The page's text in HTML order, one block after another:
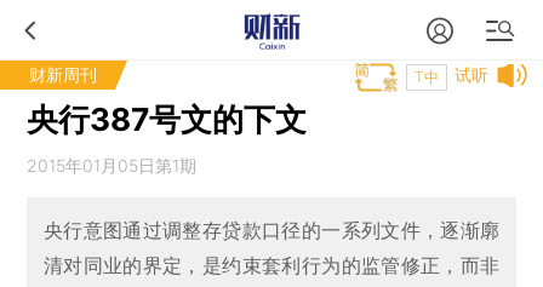
财新周刊 试听
T中
央行387号文的下文
2015年01月05日第1期
央行意图通过调整存贷款口径的一系列文件，逐渐廓
清对同业的界定，是约束套利行为的监管修正，而非